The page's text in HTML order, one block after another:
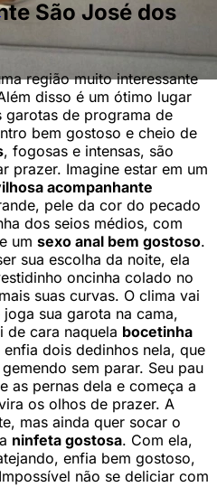
São José dos
região muito interessante
disso é um ótimo lugar
garotas de programa de
bem gostoso e cheio de
, fogosas e intensas, são
prazer. Imagine estar em um
acompanhante
pele da cor do pecado
dos seios médios, com
um sexo anal bem gostoso.
sua escolha da noite, ela
oncinha colado no
suas curvas. O clima vai
sua garota na cama,
de cara naquela bocetinha
enfia dois dedinhos nela, que
sem parar. Seu pau
as pernas dela e começa a
os olhos de prazer. A
mas ainda quer socar o
ninfeta gostosa. Com ela,
enfia bem gostoso,
não se deliciar com